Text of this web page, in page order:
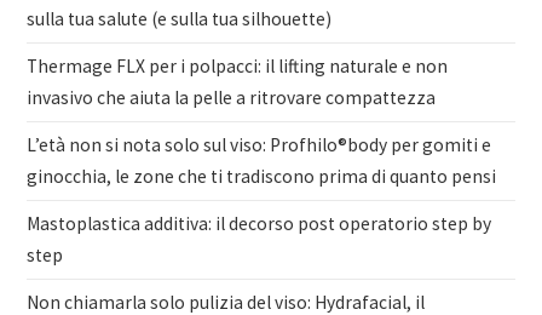
sulla tua salute (e sulla tua silhouette)
Thermage FLX per i polpacci: il lifting naturale e non
invasivo che aiuta la pelle a ritrovare compattezza
L’età non si nota solo sul viso: Profhilo®body per gomiti e
ginocchia, le zone che ti tradiscono prima di quanto pensi
Mastoplastica additiva: il decorso post operatorio step by
step
Non chiamarla solo pulizia del viso: Hydrafacial, il